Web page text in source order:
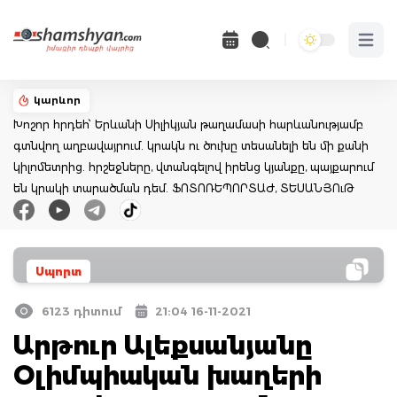
Open
կարևոր
Խոշոր հրդեհ՝ Երևանի Սիլիկյան թաղամասի հարևանությամբ
գտնվող աղբավայրում. կրակն ու ծուխը տեսանելի են մի քանի
կիլոմետրից. հրշեջները, վտանգելով իրենց կյանքը, պայքարում
են կրակի տարածման դեմ. ՖՈՏՈՌԵՊՈՐՏԱԺ, ՏԵՍԱՆՅՈւԹ
Սպորտ
6123 դիտում 21:04 16-11-2021
Արթուր Ալեքսանյանը
Օլիմպիական խաղերի